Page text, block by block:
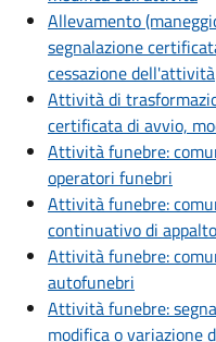
Allevamento
segnalazione
cessazione dell'attività
Attività di
certificata di avvio,
Attività funebre:
operatori funebri
Attività funebre:
continuativo di
Attività funebre:
autofunebri
Attività funebre:
modifica o variazione